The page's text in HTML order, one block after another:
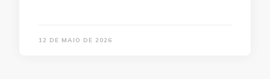
12 DE MAIO DE 2026